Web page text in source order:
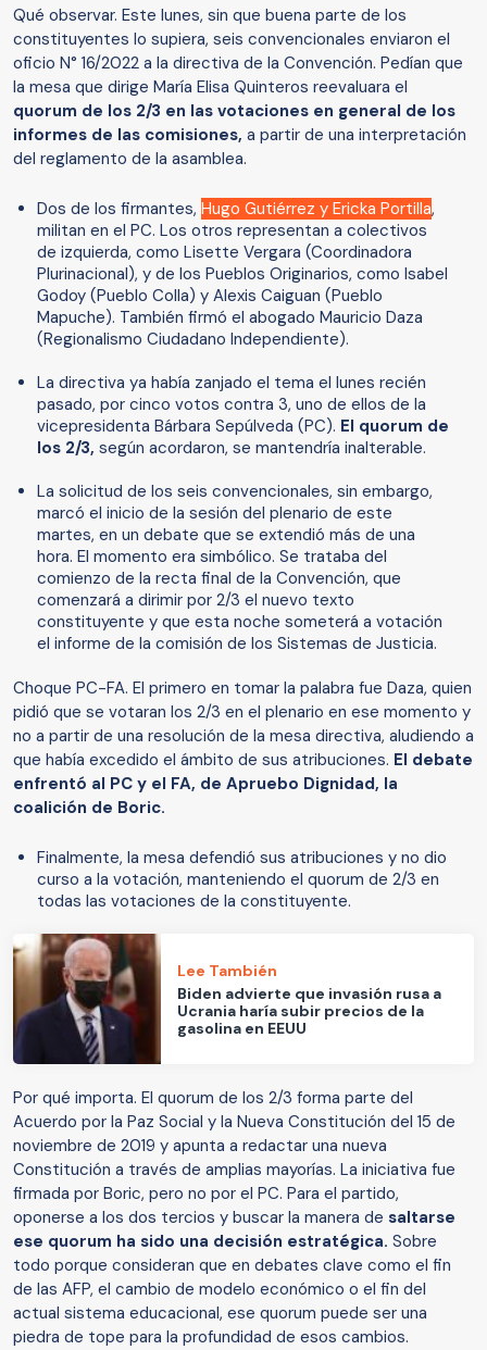
Qué observar. Este lunes, sin que buena parte de los
constituyentes lo supiera, seis convencionales enviaron el
oficio N° 16/2022 a la directiva de la Convención. Pedían que
la mesa que dirige María Elisa Quinteros reevaluara el
quorum de los 2/3 en las votaciones en general de los
informes de las comisiones, a partir de una interpretación
del reglamento de la asamblea.
Dos de los firmantes, Hugo Gutiérrez y Ericka Portilla,
militan en el PC. Los otros representan a colectivos
de izquierda, como Lisette Vergara (Coordinadora
Plurinacional), y de los Pueblos Originarios, como Isabel
Godoy (Pueblo Colla) y Alexis Caiguan (Pueblo
Mapuche). También firmó el abogado Mauricio Daza
(Regionalismo Ciudadano Independiente).
La directiva ya había zanjado el tema el lunes recién
pasado, por cinco votos contra 3, uno de ellos de la
vicepresidenta Bárbara Sepúlveda (PC). El quorum de
los 2/3, según acordaron, se mantendría inalterable.
La solicitud de los seis convencionales, sin embargo,
marcó el inicio de la sesión del plenario de este
martes, en un debate que se extendió más de una
hora. El momento era simbólico. Se trataba del
comienzo de la recta final de la Convención, que
comenzará a dirimir por 2/3 el nuevo texto
constituyente y que esta noche someterá a votación
el informe de la comisión de los Sistemas de Justicia.
Choque PC-FA. El primero en tomar la palabra fue Daza, quien
pidió que se votaran los 2/3 en el plenario en ese momento y
no a partir de una resolución de la mesa directiva, aludiendo a
que había excedido el ámbito de sus atribuciones. El debate
enfrentó al PC y el FA, de Apruebo Dignidad, la
coalición de Boric.
Finalmente, la mesa defendió sus atribuciones y no dio
curso a la votación, manteniendo el quorum de 2/3 en
todas las votaciones de la constituyente.
Lee También
Biden advierte que invasión rusa a
Ucrania haría subir precios de la
gasolina en EEUU
Por qué importa. El quorum de los 2/3 forma parte del
Acuerdo por la Paz Social y la Nueva Constitución del 15 de
noviembre de 2019 y apunta a redactar una nueva
Constitución a través de amplias mayorías. La iniciativa fue
firmada por Boric, pero no por el PC. Para el partido,
oponerse a los dos tercios y buscar la manera de saltarse
ese quorum ha sido una decisión estratégica. Sobre
todo porque consideran que en debates clave como el fin
de las AFP, el cambio de modelo económico o el fin del
actual sistema educacional, ese quorum puede ser una
piedra de tope para la profundidad de esos cambios.